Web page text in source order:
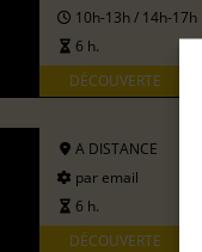
10h-13h / 14h-17h
6 h.
DÉCOUVERTE
A DISTANCE
par email
6 h.
DÉCOUVERTE